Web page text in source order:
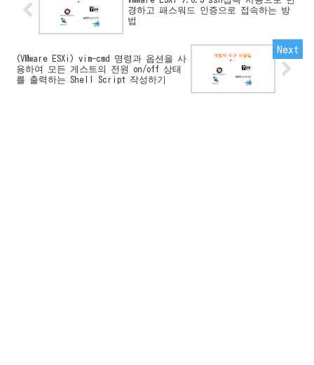
경하고 패스워드 인증으로 접속하는 방
법
(VMware ESXi) vim-cmd 명령과 옵션을 사
용하여 모든 게스트의 전원 on/off 상태
를 출력하는 Shell Script 작성하기